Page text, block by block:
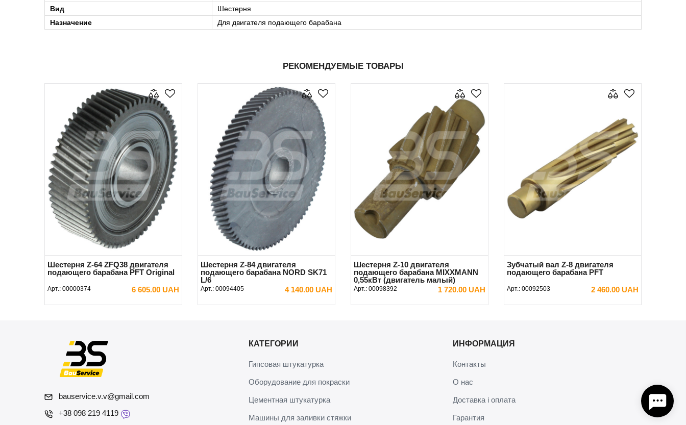
Вид
Шестерня
Назначение
Для двигателя подающего барабана
РЕКОМЕНДУЕМЫЕ ТОВАРЫ
Шестерня Z-64 ZFQ38 двигателя
подающего барабана PFT Original
Арт.: 00000374 6 605.00 UAH
В КОРЗИНУ
Шестерня Z-84 двигателя
подающего барабана NORD SK71
L/6
Арт.: 00094405 4 140.00 UAH
В КОРЗИНУ
Шестерня Z-10 двигателя
подающего барабана MIXXMANN
0,55кВт (двигатель малый)
Арт.: 00098392 1 720.00 UAH
В КОРЗИНУ
Зубчатый вал Z-8 двигателя
подающего барабана PFT
Арт.: 00092503 2 460.00 UAH
В КОРЗИНУ
bauservice.v.v@gmail.com
+38 098 219 4119
КАТЕГОРИИ
Гипсовая штукатурка
Оборудование для покраски
Цементная штукатурка
Машины для заливки стяжки
ИНФОРМАЦИЯ
Контакты
О нас
Доставка і оплата
Гарантия